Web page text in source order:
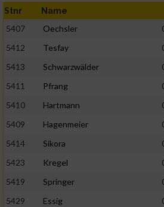
Stnr Name
5407 Oechsler
5412
Tesfay
5413
Schwarzwälder
5411
Pfrang
5410
Hartmann
5409
Hagenmeier
5414
Sikora
5423
Kregel
5419
Springer
5429
Essig